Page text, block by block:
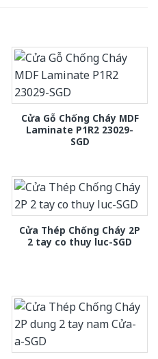
Cửa Gỗ Chống Cháy MDF
Laminate P1R2 23029-
SGD
Cửa Thép Chống Cháy 2P
2 tay co thuy luc-SGD